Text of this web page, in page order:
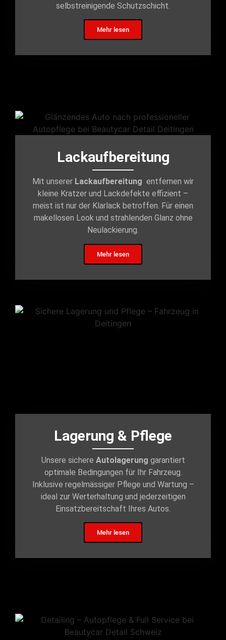
selbstreinigende Schutzschicht.
Mehr lesen
Lackaufbereitung
Mit unserer Lackaufbereitung entfernen wir
kleine Kratzer und Lackdefekte effizient –
meist ist nur der Klarlack betroffen. Für einen
makellosen Look und strahlenden Glanz ohne
Neulackierung.
Mehr lesen
Lagerung & Pflege
Unsere sichere Autolagerung garantiert
optimale Bedingungen für Ihr Fahrzeug.
Inklusive regelmässiger Pflege und Wartung –
ideal zur Werterhaltung und jederzeitigen
Einsatzbereitschaft Ihres Autos.
Mehr lesen